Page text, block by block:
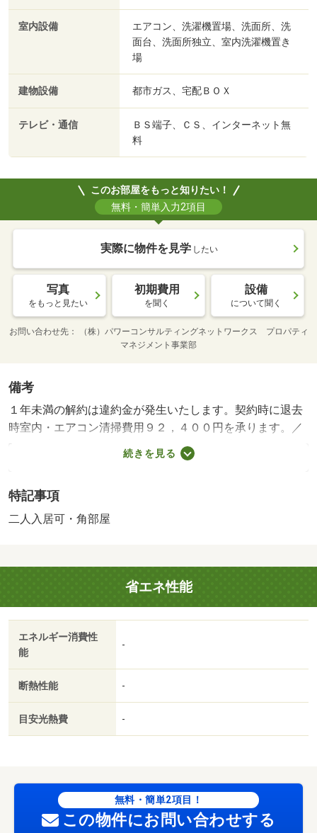
室内設備
エアコン、洗濯機置場、洗面所、洗
面台、洗面所独立、室内洗濯機置き
場
建物設備 都市ガス、宅配ＢＯＸ
テレビ・通信
ＢＳ端子、ＣＳ、インターネット無
料
このお部屋をもっと知りたい！
無料・簡単入力2項目
実際に物件を見学 したい
写真
をもっと見たい
初期費用
を聞く
設備
について聞く
お問い合わせ先
（株）パワーコンサルティングネットワークス プロパティ
マネジメント事業部
備考
１年未満の解約は違約金が発生いたします。契約時に退去
時室内・エアコン清掃費用９２，４００円を承ります。／
賃料引落としサービス３３０円～／月・賃貸保証等：加入
要（要相談 保証会社のご加入必須）・★新築★高速ｗｉ
利用可能で暮らしも移動もスマートに。大型ワークトップ
キッチン、ハンガーパイプクローゼット等インテリアにも
続きを見る
特記事項
二人入居可・角部屋
省エネ性能
エネルギー消費性
能
-
断熱性能 -
目安光熱費 -
無料・簡単2項目！
この物件にお問い合わせする